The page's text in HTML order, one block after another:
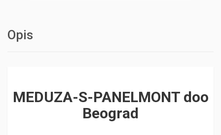
Opis
MEDUZA-S-PANELMONT doo
Beograd